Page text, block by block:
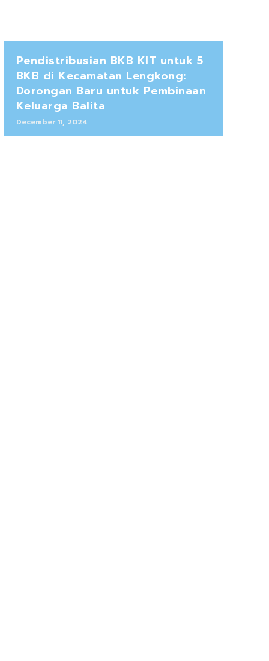
Pendistribusian BKB KIT untuk 5
BKB di Kecamatan Lengkong:
Dorongan Baru untuk Pembinaan
Keluarga Balita
December 11, 2024